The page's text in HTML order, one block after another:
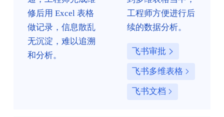
修后用 Excel 表格
做记录，信息散乱
无沉淀，难以追溯
和分析。
工程师方便进行后
续的数据分析。
飞书审批
飞书多维表格
飞书文档